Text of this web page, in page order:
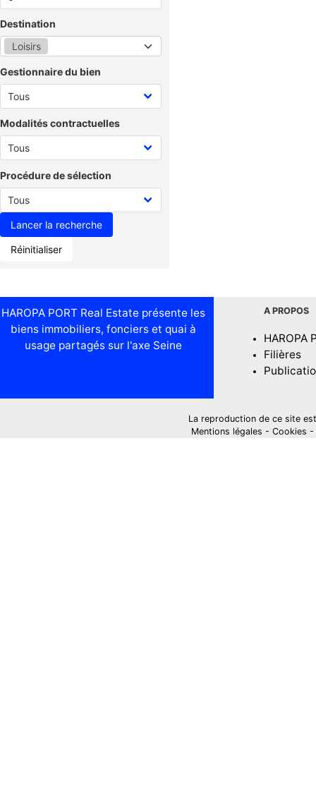
Destination
Loisirs
Gestionnaire du bien
Modalités contractuelles
Procédure de sélection
Réinitialiser
HAROPA PORT Real Estate présente les
biens immobiliers, fonciers et quai à
usage partagés sur l'axe Seine
A PROPOS
HAROPA
Filières
La reproduction de ce site
Mentions légales - Cookies -